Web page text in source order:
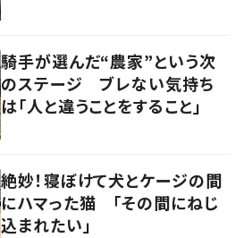
騎手が選んだ“農家”という次
のステージ ブレない気持ち
は「人と違うことをすること」
絶妙！寝ぼけて犬とケージの間
にハマった猫 「その間にねじ
込まれたい」